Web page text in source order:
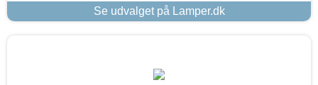
Se udvalget på Lamper.dk